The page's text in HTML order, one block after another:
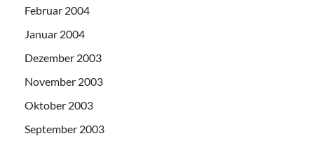
Februar 2004
Januar 2004
Dezember 2003
November 2003
Oktober 2003
September 2003